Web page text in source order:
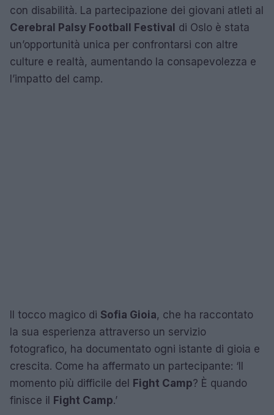
con disabilità. La partecipazione dei giovani atleti al
Cerebral Palsy Football Festival di Oslo è stata
un’opportunità unica per confrontarsi con altre
culture e realtà, aumentando la consapevolezza e
l’impatto del camp.
Il tocco magico di Sofia Gioia, che ha raccontato
la sua esperienza attraverso un servizio
fotografico, ha documentato ogni istante di gioia e
crescita. Come ha affermato un partecipante: ‘Il
momento più difficile del Fight Camp? È quando
finisce il Fight Camp.’